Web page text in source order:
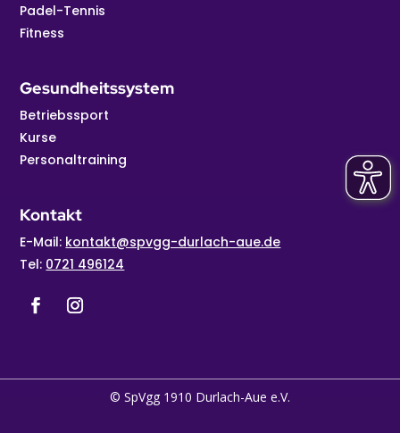
Padel-Tennis
Fitness
Gesundheitssystem
Betriebssport
Kurse
Personaltraining
Kontakt
E-Mail: kontakt@spvgg-durlach-aue.de
Tel: 0721 496124
© SpVgg 1910 Durlach-Aue e.V.